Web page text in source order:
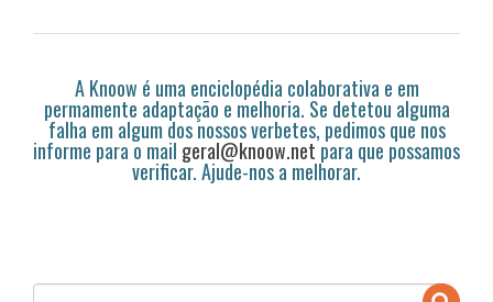
A Knoow é uma enciclopédia colaborativa e em
permamente adaptação e melhoria. Se detetou alguma
falha em algum dos nossos verbetes, pedimos que nos
informe para o mail geral@knoow.netpara que possamos
verificar. Ajude-nos a melhorar.